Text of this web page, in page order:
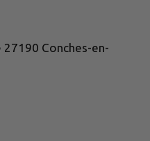
Conches-en-